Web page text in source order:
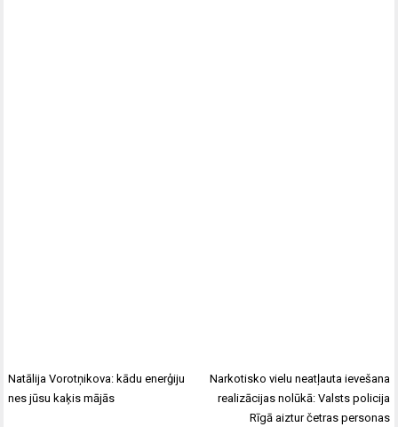
Natālija Vorotņikova: kādu enerģiju
nes jūsu kaķis mājās
Narkotisko vielu neatļauta ievešana
realizācijas nolūkā: Valsts policija
Rīgā aiztur četras personas